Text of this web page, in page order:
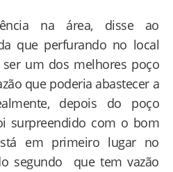
na área, disse ao
que perfurando no local
um dos melhores poço
que poderia abastecer a
depois do poço
surpreendido com o bom
em primeiro lugar no
segundo que tem vazão